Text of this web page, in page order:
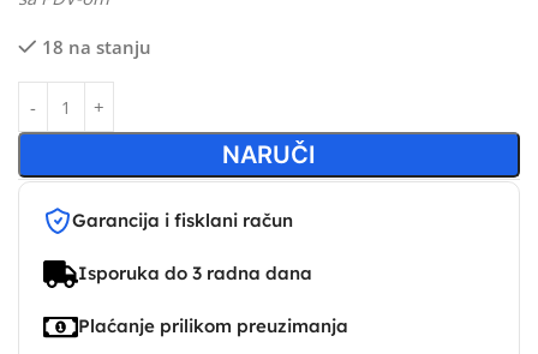
18 na stanju
NARUČI
Garancija i fisklani račun
Isporuka do 3 radna dana
Plaćanje prilikom preuzimanja